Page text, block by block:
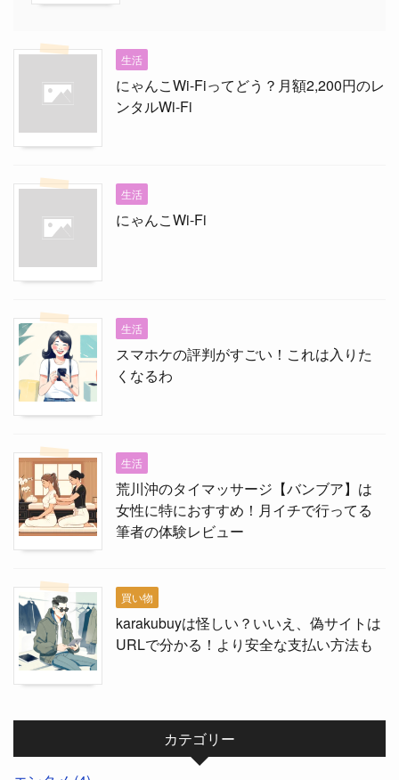
生活
にゃんこWi-Fiってどう？月額2,200円のレ
ンタルWi-Fi
生活
にゃんこWi-Fi
生活
スマホケの評判がすごい！これは入りた
くなるわ
生活
荒川沖のタイマッサージ【バンブア】は
女性に特におすすめ！月イチで行ってる
筆者の体験レビュー
買い物
karakubuyは怪しい？いいえ、偽サイトは
URLで分かる！より安全な支払い方法も
カテゴリー